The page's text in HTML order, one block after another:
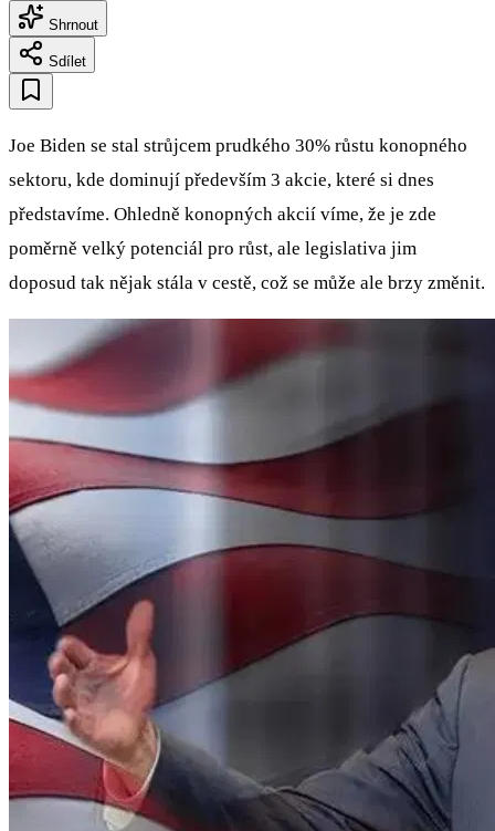
Shrnout
Sdílet
Joe Biden se stal strůjcem prudkého 30% růstu konopného
sektoru, kde dominují především 3 akcie, které si dnes
představíme. Ohledně konopných akcií víme, že je zde
poměrně velký potenciál pro růst, ale legislativa jim
doposud tak nějak stála v cestě, což se může ale brzy změnit.